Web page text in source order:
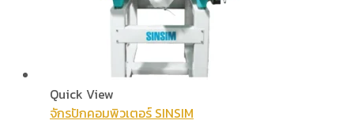
Quick View
จักรปักคอมพิวเตอร์ SINSIM